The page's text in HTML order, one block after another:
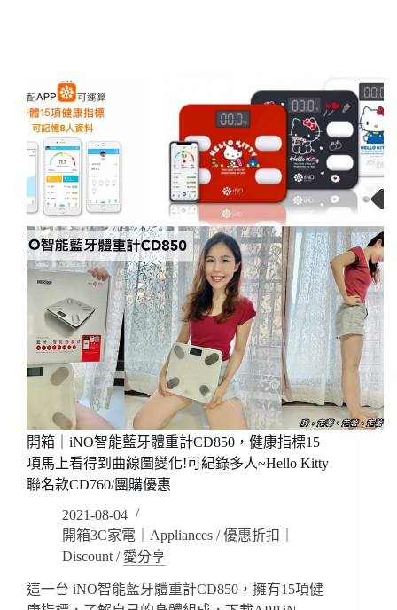
開箱｜iNO智能藍牙體重計CD850，健康指標15
項馬上看得到曲線圖變化!可紀錄多人~Hello Kitty
聯名款CD760/團購優惠
2021-08-04
開箱3C家電｜Appliances /優惠折扣｜
Discount / 愛分享
這一台 iNO智能藍牙體重計CD850，擁有15項健